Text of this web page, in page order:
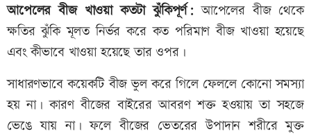
আপেলের বীজ খাওয়া কতটা ঝুঁকিপূর্ণ:আপেলের বীজ থেকে
ক্ষতির ঝুঁকি মূলত নির্ভর করে কত পরিমাণ বীজ খাওয়া হয়েছে
এবং কীভাবে খাওয়া হয়েছে তার ওপর।
সাধারণভাবে কয়েকটি বীজ ভুল করে গিলে ফেললে কোনো সমস্যা
হয় না। কারণ বীজের বাইরের আবরণ শক্ত হওয়ায় তা সহজে
ভেঙে যায় না। ফলে বীজের ভেতরের উপাদান শরীরে মুক্ত